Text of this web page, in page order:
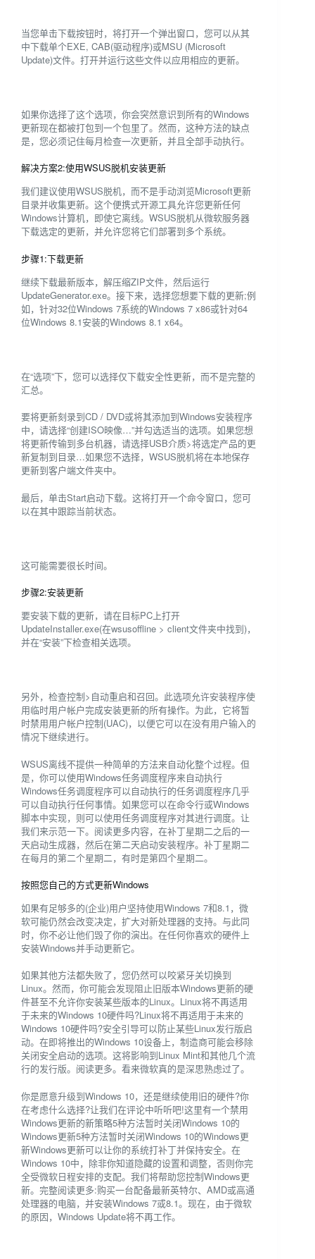
当您单击下载按钮时，将打开一个弹出窗口，您可以从其
中下载单个EXE, CAB(驱动程序)或MSU (Microsoft
Update)文件。打开并运行这些文件以应用相应的更新。
如果你选择了这个选项，你会突然意识到所有的Windows
更新现在都被打包到一个包里了。然而，这种方法的缺点
是，您必须记住每月检查一次更新，并且全部手动执行。
解决方案2:使用WSUS脱机安装更新
我们建议使用WSUS脱机，而不是手动浏览Microsoft更新
目录并收集更新。这个便携式开源工具允许您更新任何
Windows计算机，即使它离线。WSUS脱机从微软服务器
下载选定的更新，并允许您将它们部署到多个系统。
步骤1:下载更新
继续下载最新版本，解压缩ZIP文件，然后运行
UpdateGenerator.exe。接下来，选择您想要下载的更新;例
如，针对32位Windows 7系统的Windows 7 x86或针对64
位Windows 8.1安装的Windows 8.1 x64。
在“选项”下，您可以选择仅下载安全性更新，而不是完整的
汇总。
要将更新刻录到CD / DVD或将其添加到Windows安装程序
中，请选择“创建ISO映像…”并勾选适当的选项。如果您想
将更新传输到多台机器，请选择USB介质>将选定产品的更
新复制到目录…如果您不选择，WSUS脱机将在本地保存
更新到客户端文件夹中。
最后，单击Start启动下载。这将打开一个命令窗口，您可
以在其中跟踪当前状态。
这可能需要很长时间。
步骤2:安装更新
要安装下载的更新，请在目标PC上打开
UpdateInstaller.exe(在wsusoffline > client文件夹中找到)，
并在“安装”下检查相关选项。
另外，检查控制>自动重启和召回。此选项允许安装程序使
用临时用户帐户完成安装更新的所有操作。为此，它将暂
时禁用用户帐户控制(UAC)，以便它可以在没有用户输入的
情况下继续进行。
WSUS离线不提供一种简单的方法来自动化整个过程。但
是，你可以使用Windows任务调度程序来自动执行
Windows任务调度程序可以自动执行的任务调度程序几乎
可以自动执行任何事情。如果您可以在命令行或Windows
脚本中实现，则可以使用任务调度程序对其进行调度。让
我们来示范一下。阅读更多内容，在补丁星期二之后的一
天启动生成器，然后在第二天启动安装程序。补丁星期二
在每月的第二个星期二，有时是第四个星期二。
按照您自己的方式更新Windows
如果有足够多的(企业)用户坚持使用Windows 7和8.1，微
软可能仍然会改变决定，扩大对新处理器的支持。与此同
时，你不必让他们毁了你的演出。在任何你喜欢的硬件上
安装Windows并手动更新它。
如果其他方法都失败了，您仍然可以咬紧牙关切换到
Linux。然而，你可能会发现阻止旧版本Windows更新的硬
件甚至不允许你安装某些版本的Linux。Linux将不再适用
于未来的Windows 10硬件吗?Linux将不再适用于未来的
Windows 10硬件吗?安全引导可以防止某些Linux发行版启
动。在即将推出的Windows 10设备上，制造商可能会移除
关闭安全启动的选项。这将影响到Linux Mint和其他几个流
行的发行版。阅读更多。看来微软真的是深思熟虑过了。
你是愿意升级到Windows 10，还是继续使用旧的硬件?你
在考虑什么选择?让我们在评论中听听吧!这里有一个禁用
Windows更新的新策略5种方法暂时关闭Windows 10的
Windows更新5种方法暂时关闭Windows 10的Windows更
新Windows更新可以让你的系统打补丁并保持安全。在
Windows 10中，除非你知道隐藏的设置和调整，否则你完
全受微软日程安排的支配。我们将帮助您控制Windows更
新。完整阅读更多:购买一台配备最新英特尔、AMD或高通
处理器的电脑，并安装Windows 7或8.1。现在，由于微软
的原因，Windows Update将不再工作。